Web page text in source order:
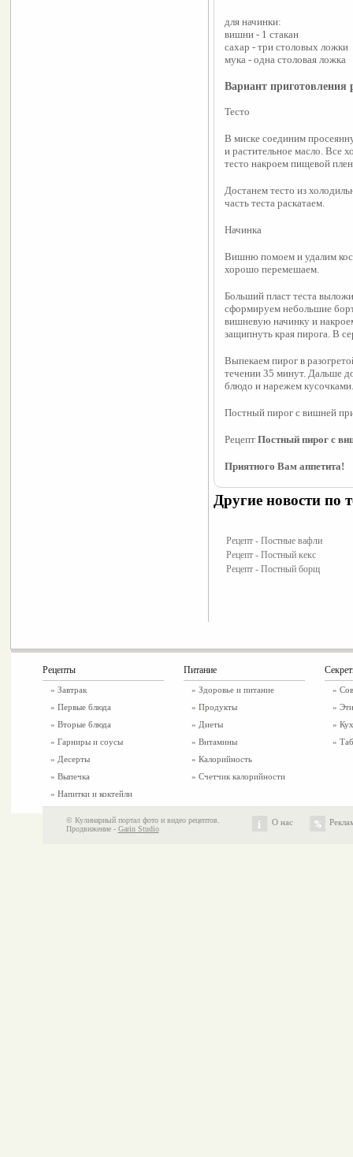
для начинки:
вишни - 1 стакан
сахар - три столовых ложки
мука - одна столовая ложка
Вариант приготовления
Тесто
В миске соединим
и растительное масло. Все
тесто накроем пищевой
Достанем тесто из
часть теста раскатаем.
Начинка
Вишню помоем и удалим
хорошо перемешаем.
Больший пласт теста
сформируем небольшие
вишневую начинку и
защипнуть края пирога. В
Выпекаем пирог в
течении 35 минут. Дальше
блюдо и нарежем кусочками.
Постный пирог с вишней
Рецепт Постный пирог с
Приятного Вам аппетита!
Другие новости по
Рецепт - Постные вафли
Рецепт - Постный кекс
Рецепт - Постный борщ
Рецепты
» Завтрак
» Первые блюда
» Вторые блюда
» Гарниры и соусы
» Десерты
» Выпечка
» Напитки и коктейли
Питание
» Здоровье и питание
» Продукты
» Диеты
» Витамины
» Калорийность
» Счетчик калорийности
»
»
»
»
© Кулинарный портал фото и видео рецептов.
Продвижение - Garin Studio
О нас